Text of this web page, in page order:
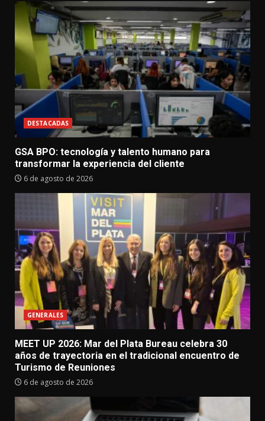
DESTACADAS
GSA BPO: tecnología y talento humano para
transformar la experiencia del cliente
6 de agosto de 2026
GENERALES
MEET UP 2026: Mar del Plata Bureau celebra 30
años de trayectoria en el tradicional encuentro de
Turismo de Reuniones
6 de agosto de 2026